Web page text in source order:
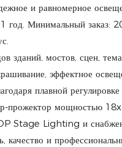
и равномерное
Минимальный заказ:
зданий, мостов, сцен,
эффектное
плавной
прожектор мощностью
Stage Lighting и
качество и